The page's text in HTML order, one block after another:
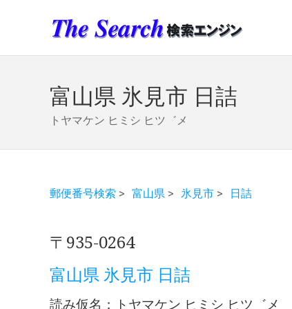
富山県 氷見市 日詰
トヤマケン ヒミシ ヒツ゛メ
郵便番号検索 > 富山県 > 氷見市 > 日詰
〒935-0264
富山県 氷見市 日詰
読み仮名：トヤマケン ヒミシ ヒツ゛メ